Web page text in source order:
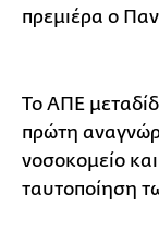
πρεμιέρα ο
To ΑΠΕ
πρώτη
νοσοκομείο
ταυτοποίηση